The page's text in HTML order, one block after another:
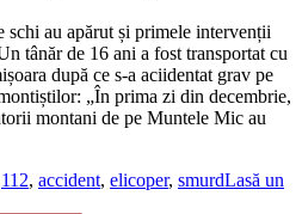
schi au apărut și primele intervenții
tânăr de 16 ani a fost transportat cu
după ce s-a aciidentat grav pe
„În prima zi din decembrie,
montani de pe Muntele Mic au
112, accident, elicoper, smurdLasă un